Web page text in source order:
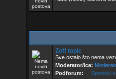
Zoff topic
Sve ostalo što nema
Moderator/ica:
Podforum:
Sportski